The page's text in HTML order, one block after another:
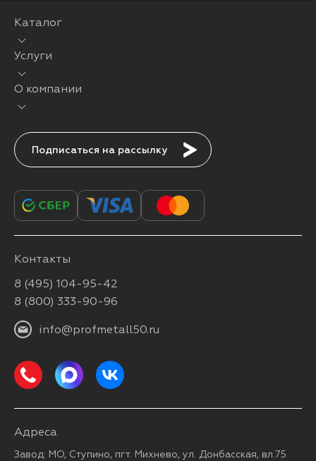
Каталог
Услуги
О компании
Подписаться
Контакты
8 (495) 104-95-42
8 (800) 333-90-96
info@profmetall50.ru
Адреса
Завод: МО, Ступино, пгт. Михнево, ул. Донбасская, вл.75